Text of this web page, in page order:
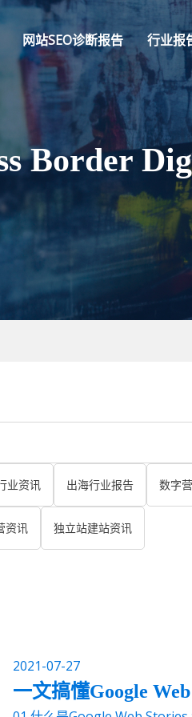
网站SEO诊断报告 行业报
Border
业资讯 出海行业报告 数字
资讯 独立站建站资讯
2021-07-27
一文搞懂Google